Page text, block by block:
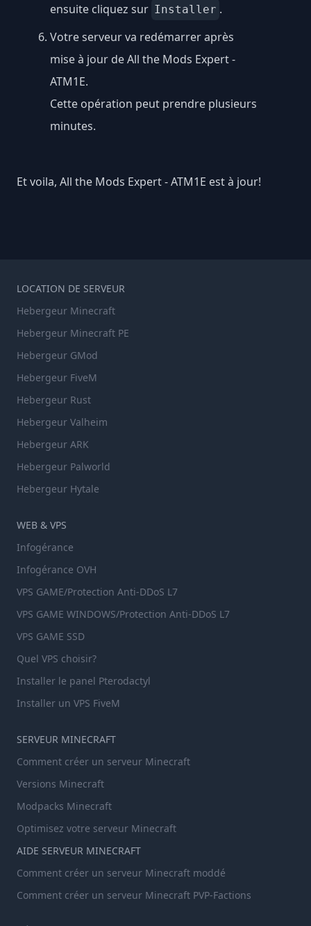
ensuite cliquez sur Installer .
Votre serveur va redémarrer après
mise à jour de All the Mods Expert -
ATM1E.
Cette opération peut prendre plusieurs
minutes.
Et voila, All the Mods Expert - ATM1E est à jour!
LOCATION DE SERVEUR
Hebergeur Minecraft
Hebergeur Minecraft PE
Hebergeur GMod
Hebergeur FiveM
Hebergeur Rust
Hebergeur Valheim
Hebergeur ARK
Hebergeur Palworld
Hebergeur Hytale
WEB & VPS
Infogérance
Infogérance OVH
VPS GAME/Protection Anti-DDoS L7
VPS GAME WINDOWS/Protection Anti-DDoS L7
VPS GAME SSD
Quel VPS choisir?
Installer le panel Pterodactyl
Installer un VPS FiveM
SERVEUR MINECRAFT
Comment créer un serveur Minecraft
Versions Minecraft
Modpacks Minecraft
Optimisez votre serveur Minecraft
AIDE SERVEUR MINECRAFT
Comment créer un serveur Minecraft moddé
Comment créer un serveur Minecraft PVP-Factions